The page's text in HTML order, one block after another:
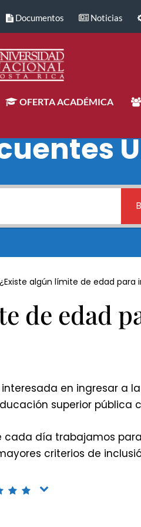
Documentos Noticias
OFERTA ACADÉMICA
¿Existe algún límite de edad para
de edad
en ingresar a
superior pública
cada día trabajamos
criterios de